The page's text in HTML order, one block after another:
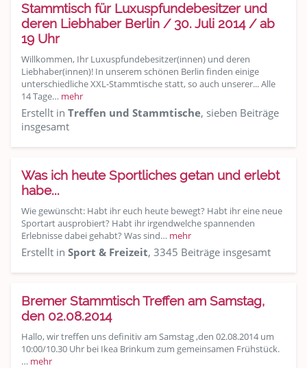
Stammtisch für Luxuspfundebesitzer und
deren Liebhaber Berlin / 30. Juli 2014 / ab
19 Uhr
Willkommen, Ihr Luxuspfundebesitzer(innen) und deren
Liebhaber(innen)! In unserem schönen Berlin finden einige
unterschiedliche XXL-Stammtische statt, so auch unserer... Alle
14 Tage… mehr
Erstellt in Treffen und Stammtische, sieben Beiträge
insgesamt
Was ich heute Sportliches getan und erlebt
habe...
Wie gewünscht: Habt ihr euch heute bewegt? Habt ihr eine neue
Sportart ausprobiert? Habt ihr irgendwelche spannenden
Erlebnisse dabei gehabt? Was sind… mehr
Erstellt in Sport & Freizeit, 3345 Beiträge insgesamt
Bremer Stammtisch Treffen am Samstag,
den 02.08.2014
Hallo, wir treffen uns definitiv am Samstag ,den 02.08.2014 um
10:00/10.30 Uhr bei Ikea Brinkum zum gemeinsamen Frühstück.
… mehr